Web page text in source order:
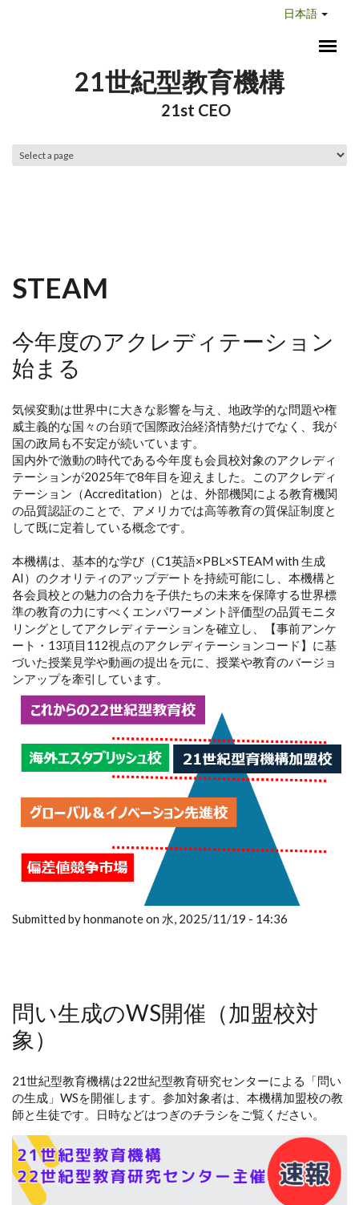
日本語
21世紀型教育機構
21st CEO
STEAM
今年度のアクレディテーション
始まる
気候変動は世界中に大きな影響を与え、地政学的な問題や権
威主義的な国々の台頭で国際政治経済情勢だけでなく、我が
国の政局も不安定が続いています。
国内外で激動の時代である今年度も会員校対象のアクレディ
テーションが2025年で8年目を迎えました。このアクレディ
テーション（Accreditation）とは、外部機関による教育機関
の品質認証のことで、アメリカでは高等教育の質保証制度と
して既に定着している概念です。
本機構は、基本的な学び（C1英語×PBL×STEAM with 生成
AI）のクオリティのアップデートを持続可能にし、本機構と
各会員校との魅力の合力を子供たちの未来を保障する世界標
準の教育の力にすべくエンパワーメント評価型の品質モニタ
リングとしてアクレディテーションを確立し、【事前アンケ
ート・13項目112視点のアクレディテーションコード】に基
づいた授業見学や動画の提出を元に、授業や教育のバージョ
ンアップを牽引しています。
Submitted by honmanote on 水, 2025/11/19 - 14:36
問い生成のWS開催（加盟校対
象）
21世紀型教育機構は22世紀型教育研究センターによる「問い
の生成」WSを開催します。参加対象者は、本機構加盟校の教
師と生徒です。日時などはつぎのチラシをご覧ください。